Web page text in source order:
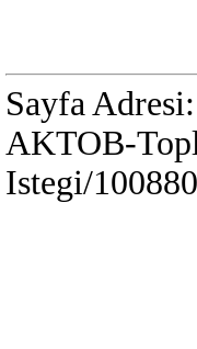
Sayfa
AKTOB-
Istegi/100880